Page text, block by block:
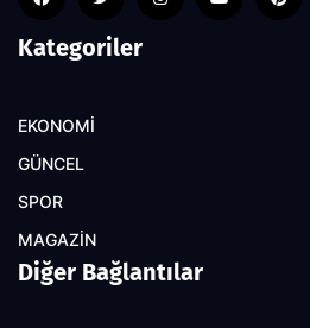
Kategoriler
EKONOMİ
GÜNCEL
SPOR
MAGAZİN
Diğer Bağlantılar